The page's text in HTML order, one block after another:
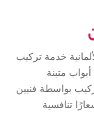
خدمة تركيب
متينة
بواسطة فنيين
تنافسية